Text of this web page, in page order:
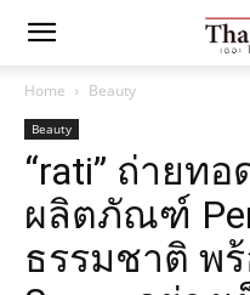
Home Beauty
Beauty
“rati” ถ่ายท
ผลิตภัณฑ์
ธรรมชาติ พ